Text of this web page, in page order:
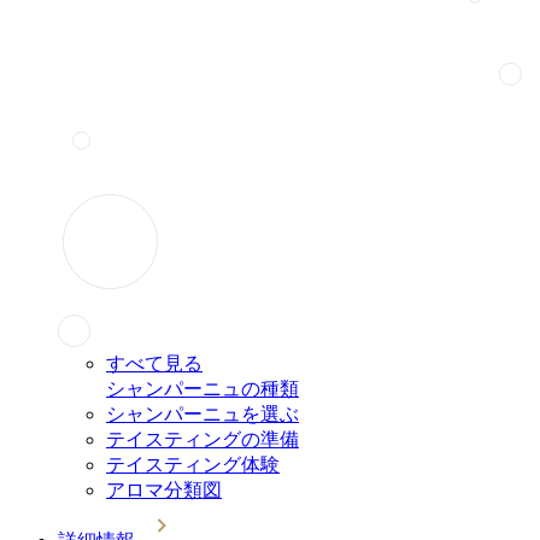
すべて見る
シャンパーニュの種類
シャンパーニュを選ぶ
テイスティングの準備
テイスティング体験
アロマ分類図